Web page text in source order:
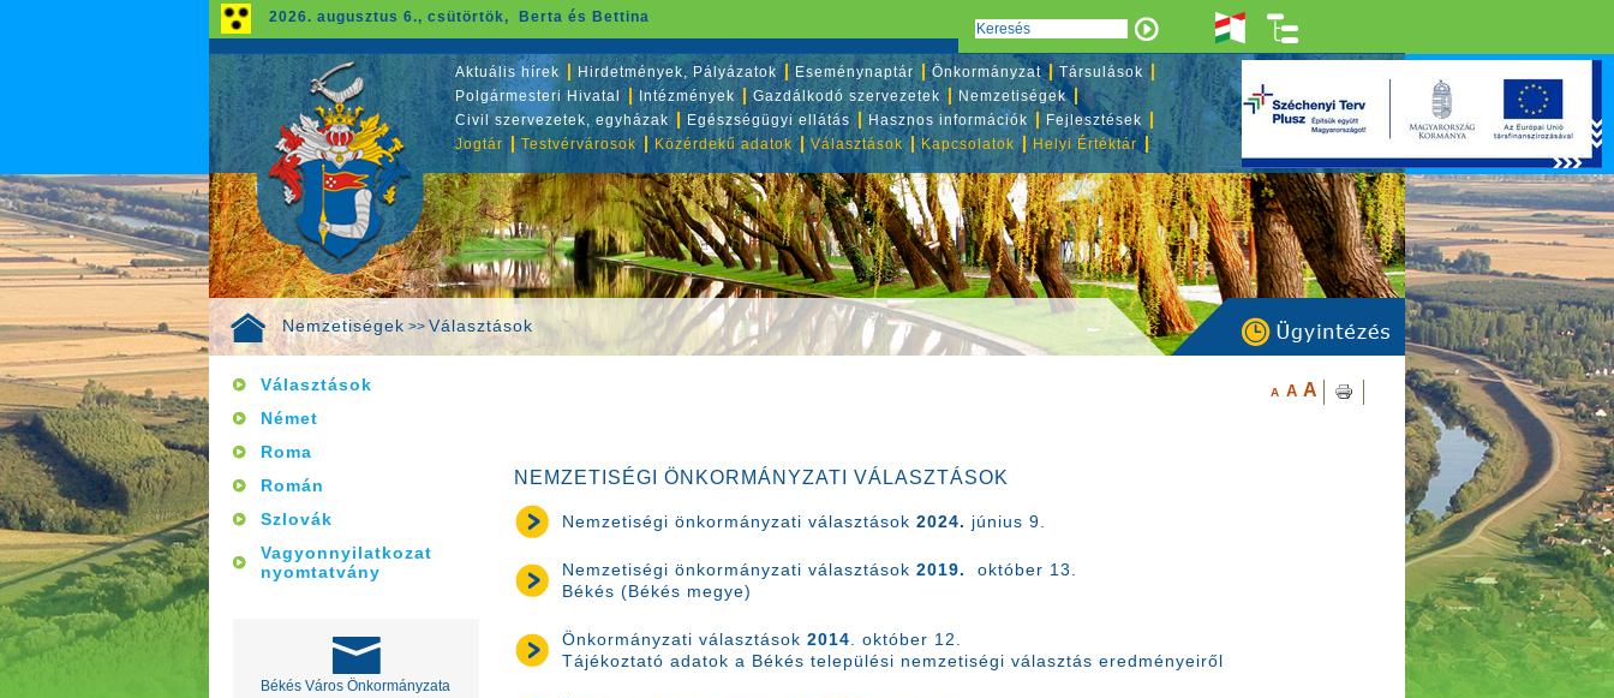
Nemzetiségek >> Választások
2026. augusztus 6., csütörtök, Berta és Bettina
Aktuális hírek Hirdetmények, Pályázatok Eseménynaptár Önkormányzat
Társulások
Polgármesteri Hivatal
Intézmények Gazdálkodó szervezetek
Nemzetiségek
Civil szervezetek, egyházak
Egészségügyi ellátás Hasznos információk
Fejlesztések
Jogtár
Testvérvárosok Közérdekű adatok Választások Kapcsolatok Helyi Értéktár
Választások
Német
Roma
Román
Szlovák
Vagyonnyilatkozat
nyomtatvány
Békés Város Önkormányzata
A A A
NEMZETISÉGI ÖNKORMÁNYZATI VÁLASZTÁSOK
Nemzetiségi önkormányzati választások2024. június 9.
Nemzetiségi önkormányzati választások2019.
október 13.
Békés (Békés megye)
Önkormányzati választások2014 . október 12.
Tájékoztató adatok a Békés települési nemzetiségi választás eredményeiről